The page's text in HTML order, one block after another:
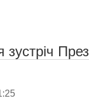
зустріч